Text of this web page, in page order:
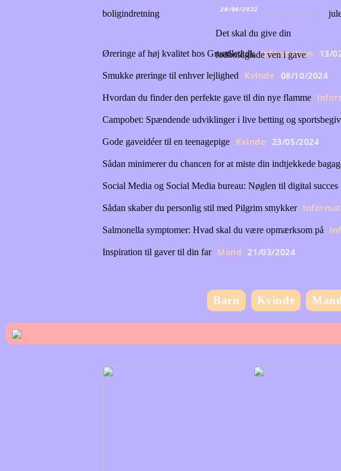
boligindretning 28/06/2022
Det skal du give din
fodboldglade ven i gave
Øreringe af høj kvalitet hos Grundled.dk Information 13/
Smukke øreringe til enhver lejlighed Kvinde 08/10/2024
Hvordan du finder den perfekte gave til din nye flamme
Campobet: Spændende udviklinger i live betting og
Gode gaveidéer til en teenagepige Kvinde 23/05/2024
Sådan minimerer du chancen for at miste din indtjekkede
Social Media og Social Media bureau: Nøglen til digital succes
Sådan skaber du personlig stil med Pilgrim smykker
Salmonella symptomer: Hvad skal du være opmærksom på
Inspiration til gaver til din far Mand 21/03/2024
Barn Kvinde